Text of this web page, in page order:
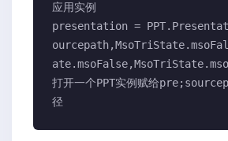
应用实例
presentation =
打开一个PPT实例赋给
径